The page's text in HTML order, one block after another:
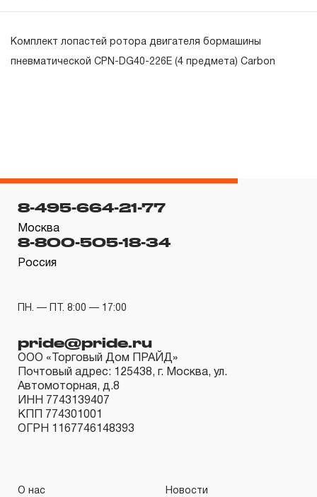
Комплект лопастей ротора двигателя бормашины
пневматической CPN-DG40-226E (4 предмета) Carbon
гарантийных обязательств в течение всего периода
эксплуатации изделия, а также замена или ремонт
вышедшего из строя инструмента, если при
проведении технической экспертизы было
установлено, что производитель использовал при
нарушал технологию в процессе его производства.
при условии соблюдения покупателем (потребителем)
правил эксплуатации, обслуживания, транспортировки
и хранения, применяемых для ручного слесарно-
монтажного инструмента.
КИНЕМАТИЧЕСКУЮ СХЕМУ (МЕХАНИЗМ)
8-495-664-21-77
Москва
8-800-505-18-34
Россия
ПН. — ПТ. 8:00 — 17:00
pride@pride.ru
ООО «Торговый Дом ПРАЙД»
Почтовый адрес: 125438, г. Москва, ул.
Автомоторная, д.8
ИНН 7743139407
КПП 774301001
ОГРН 1167746148393
О нас Новости